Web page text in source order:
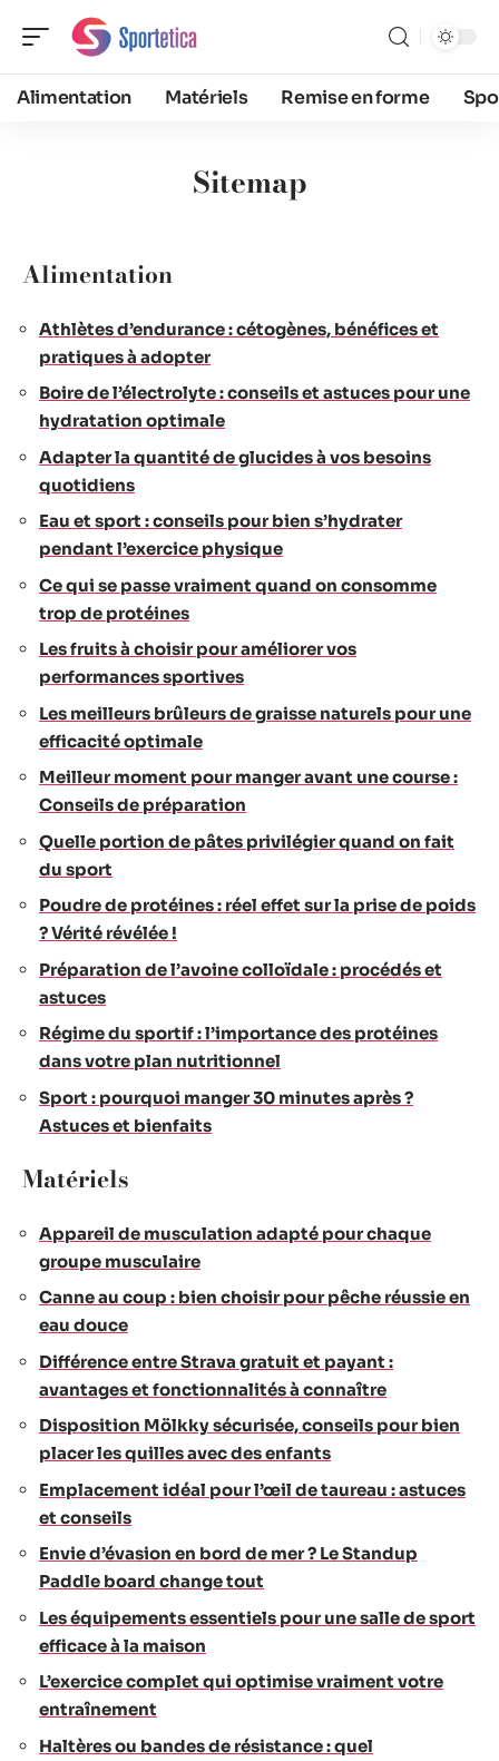
Alimentation Matériels Remise en forme
Sitemap
Alimentation
Athlètes d’endurance : cétogènes, bénéfices et
pratiques à adopter
Boire de l’électrolyte : conseils et astuces pour une
hydratation optimale
Adapter la quantité de glucides à vos besoins
quotidiens
Eau et sport : conseils pour bien s’hydrater
pendant l’exercice physique
Ce qui se passe vraiment quand on consomme
trop de protéines
Les fruits à choisir pour améliorer vos
performances sportives
Les meilleurs brûleurs de graisse naturels pour une
efficacité optimale
Meilleur moment pour manger avant une course :
Conseils de préparation
Quelle portion de pâtes privilégier quand on fait
du sport
Poudre de protéines : réel effet sur la prise de poids
? Vérité révélée !
Préparation de l’avoine colloïdale : procédés et
astuces
Régime du sportif : l’importance des protéines
dans votre plan nutritionnel
Sport : pourquoi manger 30 minutes après ?
Astuces et bienfaits
Matériels
Appareil de musculation adapté pour chaque
groupe musculaire
Canne au coup : bien choisir pour pêche réussie en
eau douce
Différence entre Strava gratuit et payant :
avantages et fonctionnalités à connaître
Disposition Mölkky sécurisée, conseils pour bien
placer les quilles avec des enfants
Emplacement idéal pour l’œil de taureau : astuces
et conseils
Envie d’évasion en bord de mer ? Le Standup
Paddle board change tout
Les équipements essentiels pour une salle de sport
efficace à la maison
L’exercice complet qui optimise vraiment votre
entraînement
Haltères ou bandes de résistance : quel